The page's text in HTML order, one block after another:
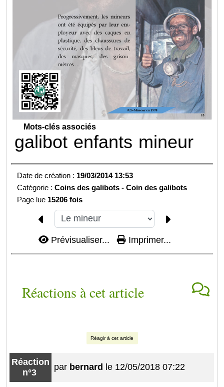
Mots-clés associés
galibot enfants mineur
Date de création : 19/03/2014 13:53
Catégorie :Coins des galibots -Coin des galibots
Page lue 15206 fois
Prévisualiser... Imprimer...
Réactions à cet article
Réagir à cet article
Réaction
n°3
par bernard le 12/05/2018 07:22